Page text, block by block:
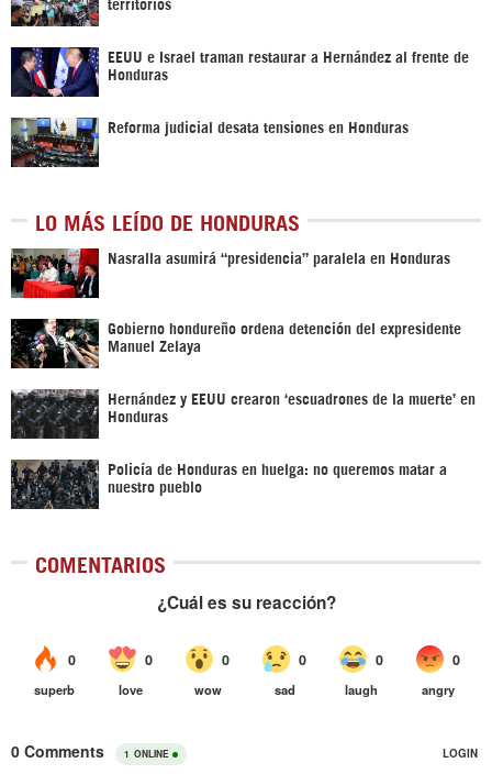
territorios
EEUU e Israel traman restaurar a Hernández al frente de
Honduras
Reforma judicial desata tensiones en Honduras
LO MÁS LEÍDO DE HONDURAS
Nasralla asumirá “presidencia” paralela en Honduras
Gobierno hondureño ordena detención del expresidente
Manuel Zelaya
Hernández y EEUU crearon ‘escuadrones de la muerte’ en
Honduras
Policía de Honduras en huelga: no queremos matar a
nuestro pueblo
COMENTARIOS